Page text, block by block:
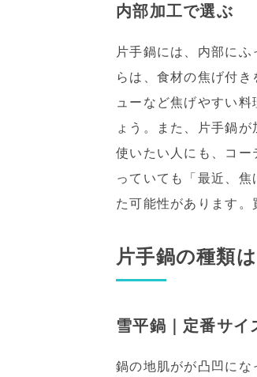
内部加工で選ぶ
片手鍋には、内部に
らは、食材の焦げ付
ューなど焦げやすい
ょう。また、片手鍋
使いたい人にも、コ
っていても「最近、
た可能性があります。
片手鍋の種類は
雪平鍋｜定番サイ
鍋の地肌がが凸凹に